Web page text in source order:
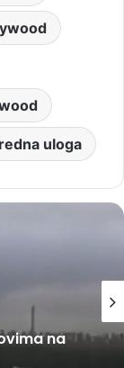
uloga
na